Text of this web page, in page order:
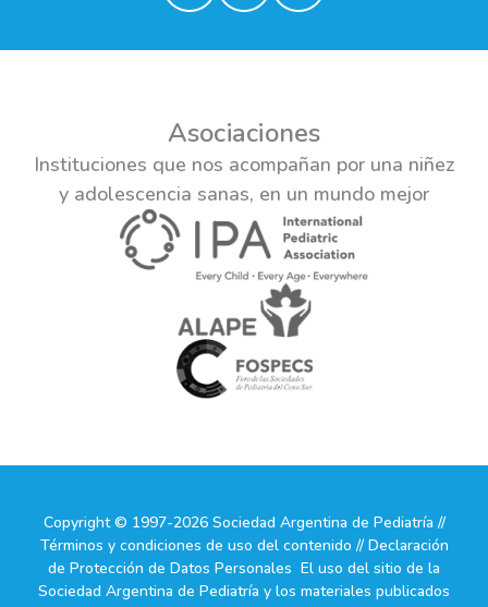
Asociaciones
Instituciones que nos acompañan por una niñez
y adolescencia sanas, en un mundo mejor
Copyright © 1997-2026 Sociedad Argentina de Pediatría //
Términos y condiciones de uso del contenido // Declaración
de Protección de Datos Personales El uso del sitio de la
Sociedad Argentina de Pediatría y los materiales publicados